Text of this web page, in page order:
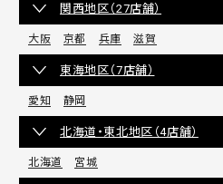
関西地区（27店舗）
大阪 京都 兵庫 滋賀
東海地区（7店舗）
愛知 静岡
北海道・東北地区（4店舗）
北海道 宮城